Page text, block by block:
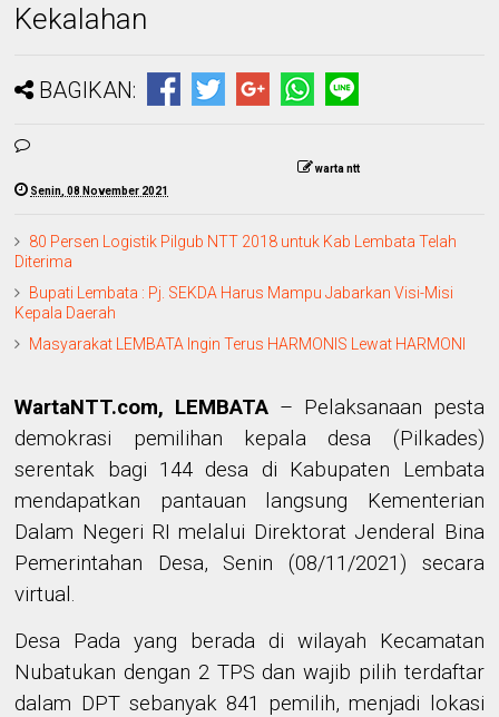
Kekalahan
BAGIKAN:
warta ntt
Senin, 08 November 2021
80 Persen Logistik Pilgub NTT 2018 untuk Kab Lembata Telah
Diterima
Bupati Lembata : Pj. SEKDA Harus Mampu Jabarkan Visi-Misi
Kepala Daerah
Masyarakat LEMBATA Ingin Terus HARMONIS Lewat HARMONI
WartaNTT.com, LEMBATA – Pelaksanaan pesta
demokrasi pemilihan kepala desa (Pilkades)
serentak bagi 144 desa di Kabupaten Lembata
mendapatkan pantauan langsung Kementerian
Dalam Negeri RI melalui Direktorat Jenderal Bina
Pemerintahan Desa, Senin (08/11/2021) secara
virtual.
Desa Pada yang berada di wilayah Kecamatan
Nubatukan dengan 2 TPS dan wajib pilih terdaftar
dalam DPT sebanyak 841 pemilih, menjadi lokasi